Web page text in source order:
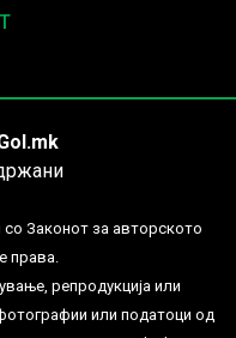
Законот за авторското
права.
репродукција или
или податоци од